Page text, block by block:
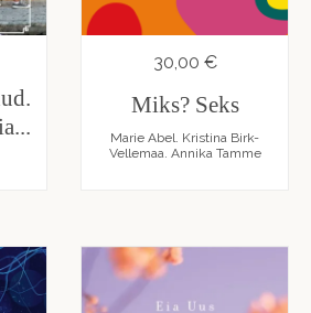
30,00 €
Miks? Seks
Marie Abel. Kristina Birk-
Vellemaa. Annika Tamme